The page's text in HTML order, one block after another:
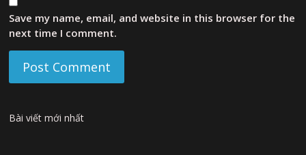
Save my name, email, and website in this browser for the
next time I comment.
Bài viết mới nhất